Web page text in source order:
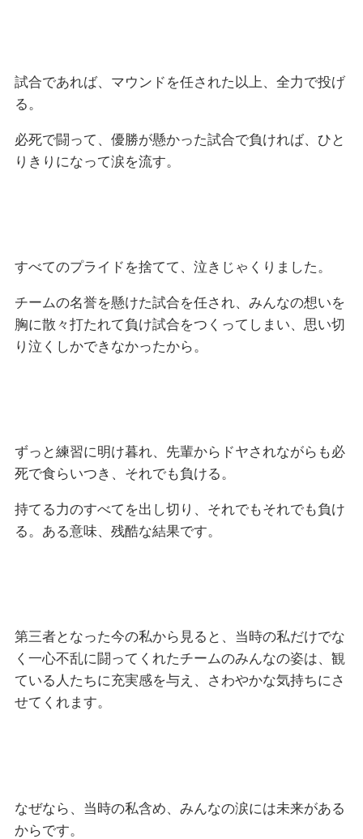
試合であれば、マウンドを任された以上、全力で投げ
る。
必死で闘って、優勝が懸かった試合で負ければ、ひと
りきりになって涙を流す。
すべてのプライドを捨てて、泣きじゃくりました。
チームの名誉を懸けた試合を任され、みんなの想いを
胸に散々打たれて負け試合をつくってしまい、思い切
り泣くしかできなかったから。
ずっと練習に明け暮れ、先輩からドヤされながらも必
死で食らいつき、それでも負ける。
持てる力のすべてを出し切り、それでもそれでも負け
る。ある意味、残酷な結果です。
第三者となった今の私から見ると、当時の私だけでな
く一心不乱に闘ってくれたチームのみんなの姿は、観
ている人たちに充実感を与え、さわやかな気持ちにさ
せてくれます。
なぜなら、当時の私含め、みんなの涙には未来がある
からです。